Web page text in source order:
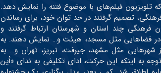
که تلویزیون فیلم‌های با موضوع فتنه را نمایش دهد.
تصمیم گرفتند در حد توان خود، برای رساندن
فرهنگی چند استان و شهرستان ارتباط گرفتند و
در فضاهایی مثل مسجد، هیئت و… نمایش دهند. به
دوره جشنواره در حدود ۳۰ نقطه از شهرهایی مثل مشهد، جیرفت، تبریز، تهران و… به
اثر اکران شدند. با توجه به اینکه این حرکت، ادای تکلیفی به ندای «أین